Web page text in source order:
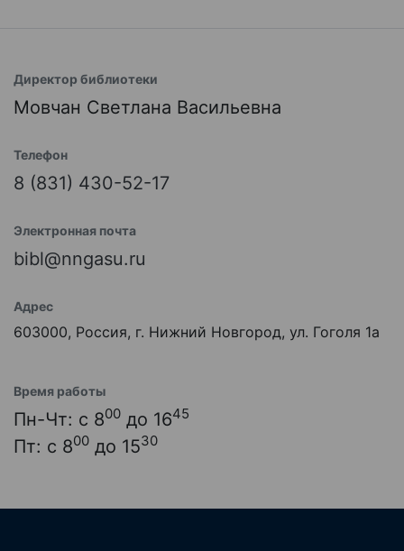
Директор библиотеки
Мовчан Светлана Васильевна
Телефон
8 (831) 430-52-17
Электронная почта
bibl@nngasu.ru
Адрес
603000, Россия, г. Нижний Новгород, ул. Гоголя 1а
Время работы
Пн-Чт: с 800 до 1645
Пт: с 800 до 1530